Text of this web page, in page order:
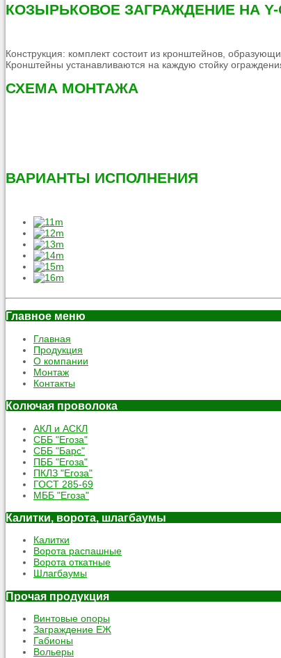
КОЗЫРЬКОВОЕ ЗАГРАЖДЕНИЕ НА
Конструкция: комплект состоит из кронштейнов,
Кронштейны устанавливаются на каждую стойку
СХЕМА МОНТАЖА
ВАРИАНТЫ ИСПОЛНЕНИЯ
Главное меню
Главная
Продукция
О компании
Монтаж
Контакты
Колючая проволока
АКЛ и АСКЛ
СББ "Егоза"
СББ "Барс"
ПББ "Егоза"
ПКЛЗ "Егоза"
ГОСТ 285-69
МББ "Егоза"
Калитки, ворота, шлагбаумы
Калитки
Ворота распашные
Ворота откатные
Шлагбаумы
Прочая продукция
Винтовые опоры
Заграждение ЕЖ
Габионы
Вольеры